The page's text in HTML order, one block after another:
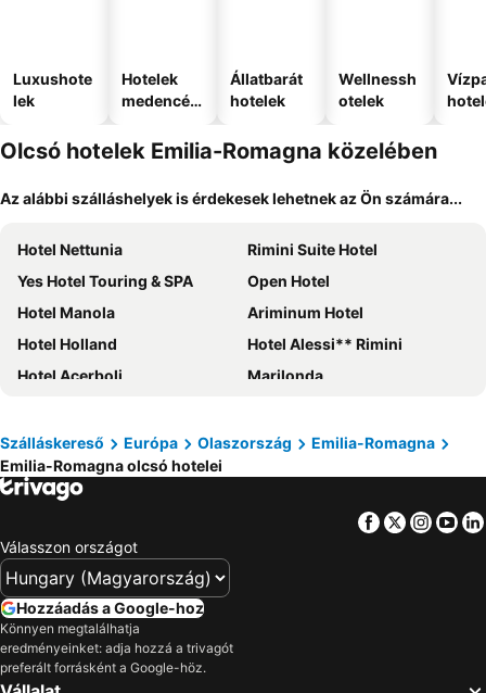
Luxushote
lek
Hotelek
medencév
Állatbarát
hotelek
Wellnessh
otelek
Olcsó hotelek Emilia-Romagna közelében
Az alábbi szálláshelyek is érdekesek lehetnek az Ön számára...
Hotel Nettunia
Rimini Suite Hotel
Yes Hotel Touring & SPA
Open Hotel
Hotel Manola
Ariminum Hotel
Hotel Holland
Hotel Alessi** Rimini
Hotel Acerboli
Marilonda
Hotel Reale
Hotel Europa
Hotel Ambasciatori
Hotel Avana Mare
Hotel Graziella Mare
Hotel Centrale Miramare
Hotel Zenith
Hotel Colorado
Hotel Le Palme
Szálláskereső Európa Olaszország
Emilia-Romagna
Emilia-Romagna olcsó hotelei
Facebook
Twitter
Válasszon országot
Hozzáadás a Google-hoz
Könnyen megtalálhatja
eredményeinket: adja hozzá a trivagót
preferált forrásként a Google-höz.